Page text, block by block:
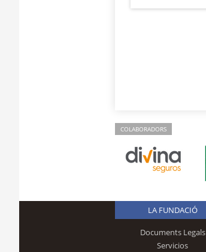
COLABORADORS
LA FUNDACIÓ
Documents Legals
Servicios